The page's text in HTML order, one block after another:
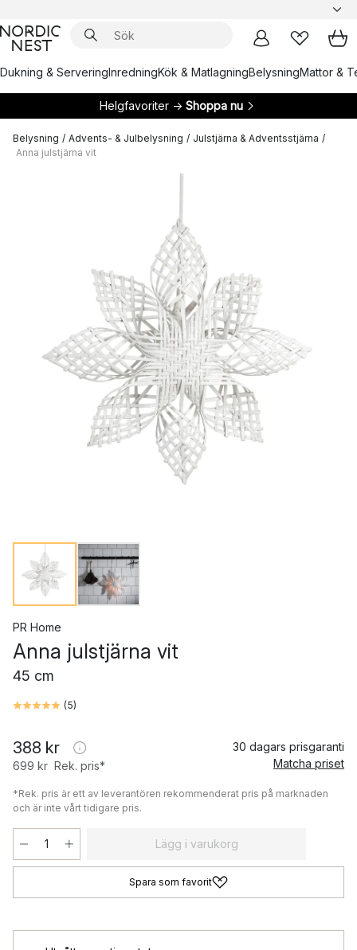
Dukning & ServeringInredningKök & MatlagningBelysningMattor &
Helgfavoriter → Shoppa nu
Belysning / Advents- & Julbelysning / Julstjärna & Adventsstjärna /
Anna julstjärna vit
PR Home
Anna julstjärna vit
45 cm
(5)
388 kr
699 kr Rek. pris*
30 dagars prisgaranti
Matcha priset
*Rek. pris är ett av leverantören rekommenderat pris på marknaden
och är inte vårt tidigare pris.
Lägg i varukorg
Spara som favorit